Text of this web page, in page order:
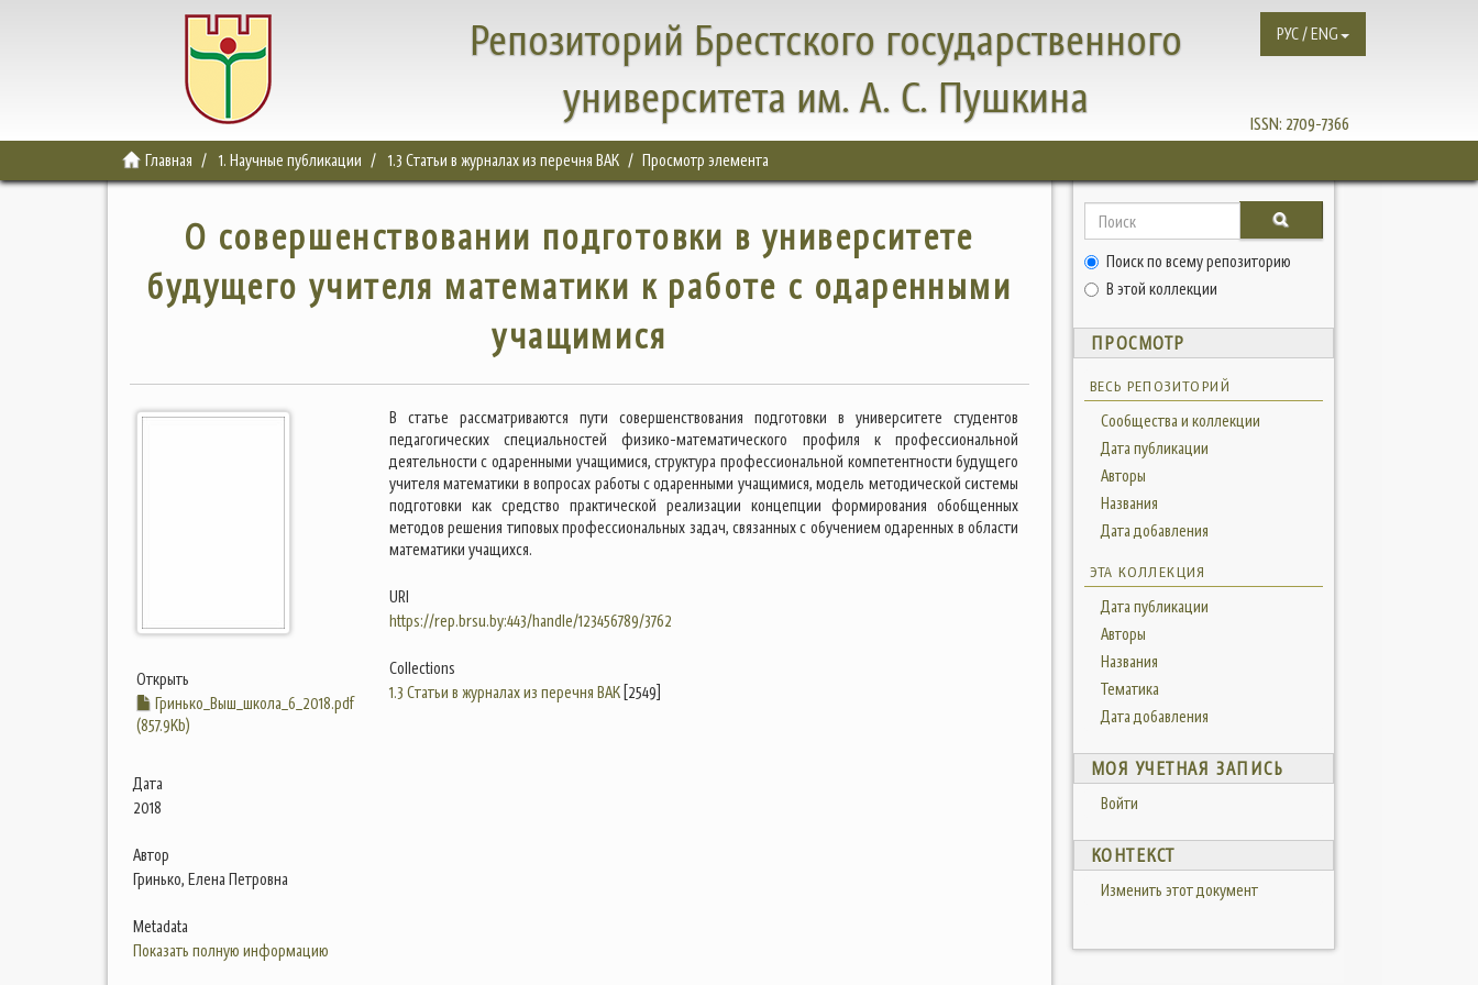
Репозиторий Брестского государственного
университета им. А. С. Пушкина
ISSN: 2709-7366
РУС / ENG
Главная 1. Научные публикации 1.3 Статьи в журналах из перечня ВАК Просмотр элемента
О совершенствовании подготовки в университете
будущего учителя математики к работе с одаренными
учащимися
Открыть
Гринько_Выш_школа_6_2018.pdf
(857.9Kb)
Дата
2018
Автор
Гринько, Елена Петровна
Metadata
Показать полную информацию
В статье рассматриваются пути совершенствования подготовки в университете студентов
педагогических специальностей физико-математического профиля к профессиональной
деятельности с одаренными учащимися, структура профессиональной компетентности будущего
учителя математики в вопросах работы с одаренными учащимися, модель методической системы
подготовки как средство практической реализации концепции формирования обобщенных
методов решения типовых профессиональных задач, связанных с обучением одаренных в области
математики учащихся.
URI
https://rep.brsu.by:443/handle/123456789/3762
Collections
1.3 Статьи в журналах из перечня ВАК[2549]
Поиск по всему репозиторию
В этой коллекции
ПРОСМОТР
ВЕСЬ РЕПОЗИТОРИЙ
Сообщества и коллекции
Дата публикации
Авторы
Названия
Дата добавления
ЭТА КОЛЛЕКЦИЯ
Дата публикации
Авторы
Названия
Тематика
Дата добавления
МОЯ УЧЕТНАЯ ЗАПИСЬ
Войти
КОНТЕКСТ
Изменить этот документ